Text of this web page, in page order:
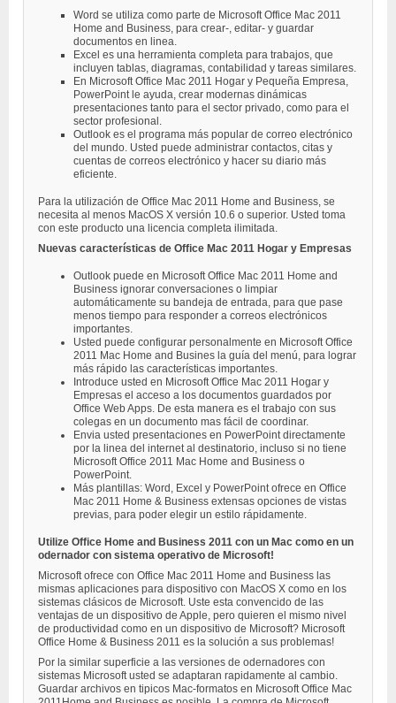
Word se utiliza como parte de Microsoft Office Mac 2011
Home and Business, para crear-, editar- y guardar
documentos en linea.
Excel es una herramienta completa para trabajos, que
incluyen tablas, diagramas, contabilidad y tareas similares.
En Microsoft Office Mac 2011 Hogar y Pequeña Empresa,
PowerPoint le ayuda, crear modernas dinámicas
presentaciones tanto para el sector privado, como para el
sector profesional.
Outlook es el programa más popular de correo electrónico
del mundo. Usted puede administrar contactos, citas y
cuentas de correos electrónico y hacer su diario más
eficiente.
Para la utilización de Office Mac 2011 Home and Business, se
necesita al menos MacOS X versión 10.6 o superior. Usted toma
con este producto una licencia completa ilimitada.
Nuevas características de Office Mac 2011 Hogar y Empresas
Outlook puede en Microsoft Office Mac 2011 Home and
Business ignorar conversaciones o limpiar
automáticamente su bandeja de entrada, para que pase
menos tiempo para responder a correos electrónicos
importantes.
Usted puede configurar personalmente en Microsoft Office
2011 Mac Home and Busines la guía del menú, para lograr
más rápido las características importantes.
Introduce usted en Microsoft Office Mac 2011 Hogar y
Empresas el acceso a los documentos guardados por
Office Web Apps. De esta manera es el trabajo con sus
colegas en un documento mas fácil de coordinar.
Envia usted presentaciones en PowerPoint directamente
por la linea del internet al destinatorio, incluso si no tiene
Microsoft Office 2011 Mac Home and Business o
PowerPoint.
Más plantillas: Word, Excel y PowerPoint ofrece en Office
Mac 2011 Home & Business extensas opciones de vistas
previas, para poder elegir un estilo rápidamente.
Utilize Office Home and Business 2011 con un Mac como en un
odernador con sistema operativo de Microsoft!
Microsoft ofrece con Office Mac 2011 Home and Business las
mismas aplicaciones para dispositivo con MacOS X como en los
sistemas clásicos de Microsoft. Uste esta convencido de las
ventajas de un dispositivo de Apple, pero quieren el mismo nivel
de productividad como en un dispositivo de Microsoft? Microsoft
Office Home & Business 2011 es la solución a sus problemas!
Por la similar superficie a las versiones de odernadores con
sistemas Microsoft usted se adaptaran rapidamente al cambio.
Guardar archivos en tipicos Mac-formatos en Microsoft Office Mac